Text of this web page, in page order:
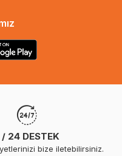
/ 24 DESTEK
bize iletebilirsiniz.